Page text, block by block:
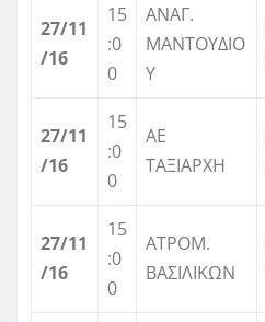
27/11
/16
15
:0
0
ΑΝΑΓ.
ΜΑΝΤΟΥΔΙΟ
Υ
27/11
/16
15
:0
0
ΑΕ
ΤΑΞΙΑΡΧΗ
27/11
/16
15
:0
0
ΑΤΡΟΜ.
ΒΑΣΙΛΙΚΩΝ